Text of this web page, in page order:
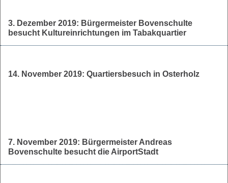
3. Dezember 2019: Bürgermeister Bovenschulte
besucht Kultureinrichtungen im Tabakquartier
14. November 2019: Quartiersbesuch in Osterholz
7. November 2019: Bürgermeister Andreas
Bovenschulte besucht die AirportStadt